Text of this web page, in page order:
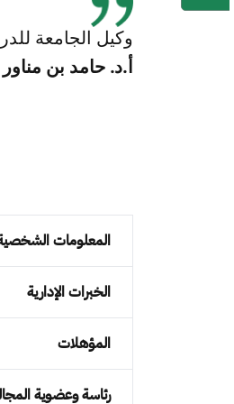
وكيل الجامعة
أ.د. حامد بن
المعلومات الشخصية
الخبرات الإدارية
المؤهلات
رئاسة وعضوية